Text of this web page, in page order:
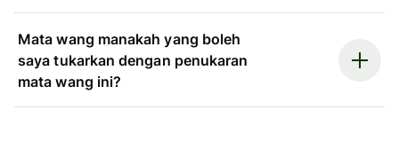
Mata wang manakah yang boleh
saya tukarkan dengan penukaran
mata wang ini?